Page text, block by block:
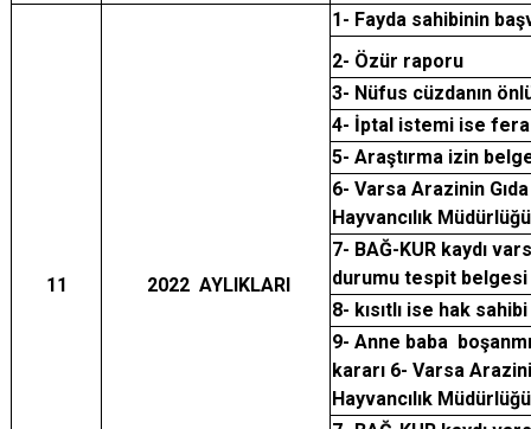
11 2022 AYLIKLARI
1- Fayda sahibinin
2- Özür raporu
3- Nüfus cüzdanın
4- İptal istemi ise
5- Araştırma izin
6- Varsa Arazinin
Hayvancılık
7- BAĞ-KUR kaydı
durumu tespit belgesi
8- kısıtlı ise hak
9- Anne baba
kararı 6- Varsa
Hayvancılık